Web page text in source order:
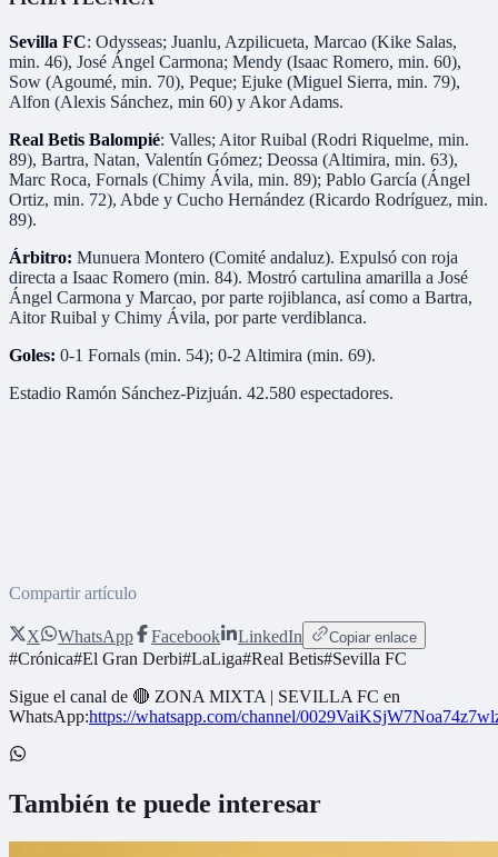
Sevilla FC: Odysseas; Juanlu, Azpilicueta, Marcao (Kike Salas,
min. 46), José Ángel Carmona; Mendy (Isaac Romero, min. 60),
Sow (Agoumé, min. 70), Peque; Ejuke (Miguel Sierra, min. 79),
Alfon (Alexis Sánchez, min 60) y Akor Adams.
Real Betis Balompié: Valles; Aitor Ruibal (Rodri Riquelme, min.
89), Bartra, Natan, Valentín Gómez; Deossa (Altimira, min. 63),
Marc Roca, Fornals (Chimy Ávila, min. 89); Pablo García (Ángel
Ortiz, min. 72), Abde y Cucho Hernández (Ricardo Rodríguez, min.
89).
Árbitro: Munuera Montero (Comité andaluz). Expulsó con roja
directa a Isaac Romero (min. 84). Mostró cartulina amarilla a José
Ángel Carmona y Marcao, por parte rojiblanca, así como a Bartra,
Aitor Ruibal y Chimy Ávila, por parte verdiblanca.
Goles: 0-1 Fornals (min. 54); 0-2 Altimira (min. 69).
Estadio Ramón Sánchez-Pizjuán. 42.580 espectadores.
Compartir artículo
X WhatsApp Facebook LinkedIn Copiar enlace
#Crónica#El Gran Derbi#LaLiga#Real Betis#Sevilla FC
Sigue el canal de 🔴 ZONA MIXTA | SEVILLA FC en
WhatsApp:https://whatsapp.com/channel/
También te puede interesar